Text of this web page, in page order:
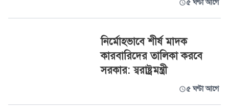
৫ ঘণ্টা আগে
নির্মোহভাবে শীর্ষ মাদক
কারবারিদের তালিকা করবে
সরকার: স্বরাষ্ট্রমন্ত্রী
৫ ঘণ্টা আগে